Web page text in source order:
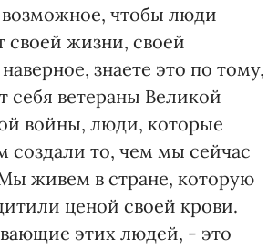
возможное, чтобы люди
своей жизни, своей
знаете это по тому,
себя ветераны Великой
войны, люди, которые
создали то, чем мы сейчас
живем в стране, которую
ценой своей крови.
этих людей, - это